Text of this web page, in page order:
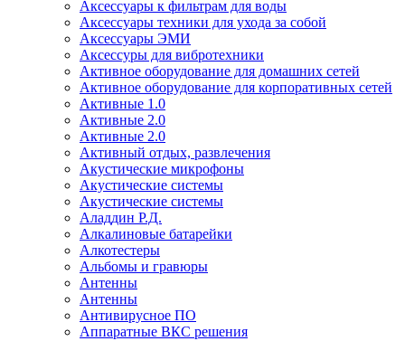
Аксессуары к фильтрам для воды
Аксессуары техники для ухода за собой
Аксессуары ЭМИ
Аксессуры для вибротехники
Активное оборудование для домашних сетей
Активное оборудование для корпоративных сетей
Активные 1.0
Активные 2.0
Активные 2.0
Активный отдых, развлечения
Акустические микрофоны
Акустические системы
Акустические системы
Аладдин Р.Д.
Алкалиновые батарейки
Алкотестеры
Альбомы и гравюры
Антенны
Антенны
Антивирусное ПО
Аппаратные ВКС решения